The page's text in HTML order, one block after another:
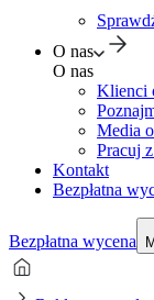
O nas
O nas
Klienci
Media
Pracuj
Kontakt
Bezpłatna
Bezpłatna wycena